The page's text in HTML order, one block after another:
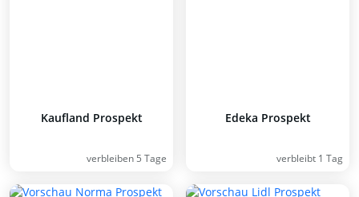
Kaufland Prospekt
verbleiben 5 Tage
Edeka Prospekt
verbleibt 1 Tag